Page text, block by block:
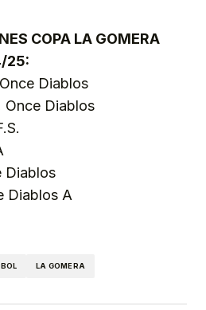
COPA LA GOMERA
25:
Diablos
Once Diablos
Diablos
Diablos A
LA GOMERA